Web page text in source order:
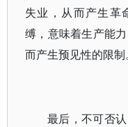
失业，从而产生革
缚，意味着生产能
而产生预见性的限制。
最后，不可否